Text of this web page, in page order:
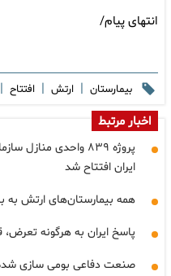
انتهای پیام/
بیمارستان | ارتش | افتتاح |
اخبار مرتبط
پروژه ۸۳۹ واحدی
ایران افتتاح شد
همه بیمارستان‌های ارتش به
پاسخ ایران به هرگونه
صنعت دفاعی بومی سازی